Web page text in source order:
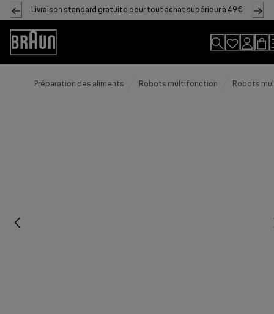
Skip
to
Content
Livraison standard gratuite pour tout achat supérieur à 49€
Accessibility
Statement
Préparation des aliments Robots multifonction Robots